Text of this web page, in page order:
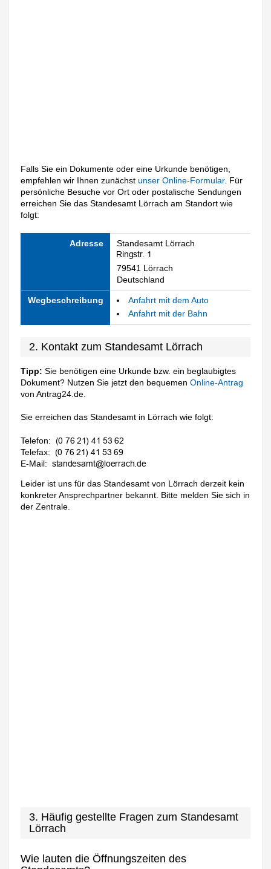
Falls Sie ein Dokumente oder eine Urkunde benötigen,
empfehlen wir Ihnen zunächstunser Online-Formular. Für
persönliche Besuche vor Ort oder postalische Sendungen
erreichen Sie das Standesamt Lörrach am Standort wie
folgt:
Adresse Standesamt Lörrach
79541 Lörrach
Deutschland
Wegbeschreibung
Anfahrt mit dem Auto
Anfahrt mit der Bahn
2. Kontakt zum Standesamt Lörrach
Tipp: Sie benötigen eine Urkunde bzw. ein beglaubigtes
Dokument? Nutzen Sie jetzt den bequemenOnline-Antrag
von Antrag24.de.
Sie erreichen das Standesamt in Lörrach wie folgt:
Telefon:
Telefax:
E-Mail:
Leider ist uns für das Standesamt von Lörrach derzeit kein
konkreter Ansprechpartner bekannt. Bitte melden Sie sich in
der Zentrale.
3. Häufig gestellte Fragen zum Standesamt
Lörrach
Wie lauten die Öffnungszeiten des